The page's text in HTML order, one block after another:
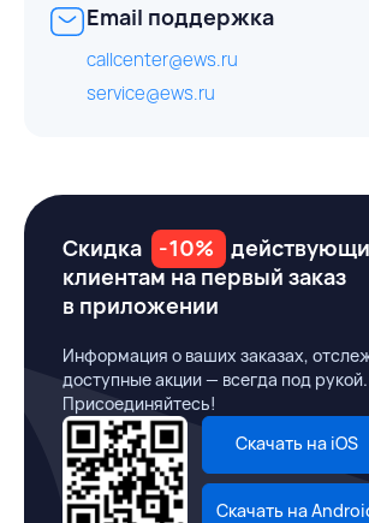
Email поддержка
callcenter@ews.ru
service@ews.ru
Скидка -10%
клиентам на первый заказ
в приложении
Информация о ваших заказах,
доступные акции — всегда под рукой.
Присоединяйтесь!
Скачать на iOS
Скачать на